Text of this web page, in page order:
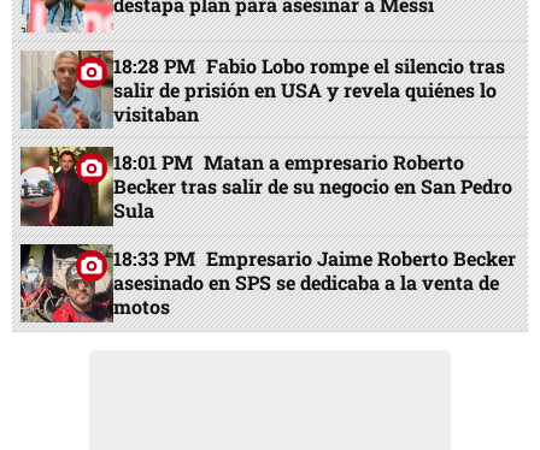
18:28 PM Fabio Lobo rompe el silencio tras
salir de prisión en USA y revela quiénes lo
visitaban
18:01 PM Matan a empresario Roberto
Becker tras salir de su negocio en San Pedro
Sula
18:33 PM Empresario Jaime Roberto Becker
asesinado en SPS se dedicaba a la venta de
motos